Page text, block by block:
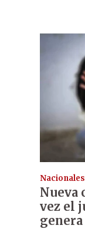
Nacionales
Nueva
vez el